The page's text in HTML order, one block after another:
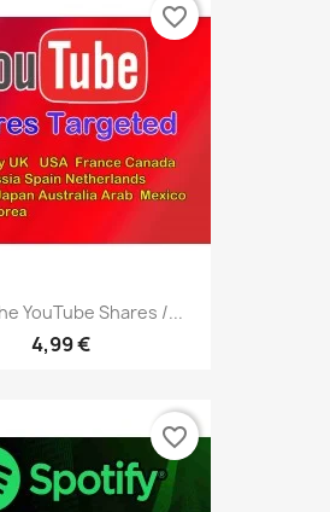
YouTube Shares /...
4,99 €
favorite_border
favorite_border